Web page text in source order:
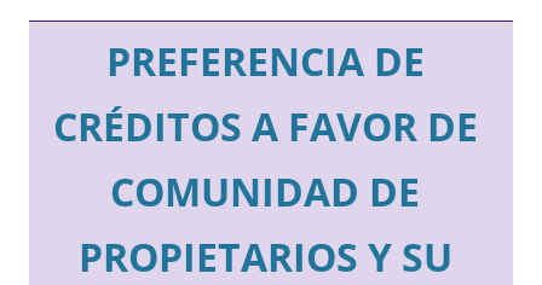
PREFERENCIA DE
CRÉDITOS A FAVOR DE
COMUNIDAD DE
PROPIETARIOS Y SU